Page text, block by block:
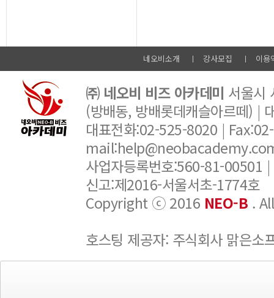
네오비소개 강사모집 이용
㈜ 네오비 비즈 아카데미 서울시
(방배동, 방배롯데캐슬아르떼) |
대표전화:02-525-8020 |
사업자등록번호:560-81-00501
신고:제2016-서울서초-1774호
Copyright ⓒ 2016 NEO-B .
호스팅 제공자: 주식회사 맑은소